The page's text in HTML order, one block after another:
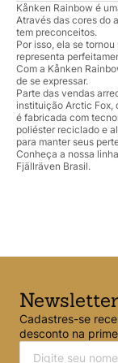
Kånken Rainbow é
Através das cores do
tem preconceitos.
Por isso, ela se
representa
Com a Kånken
de se expressar.
Parte das vendas
instituição Arctic Fox,
é fabricada com
poliéster reciclado e
para manter seus
Conheça a nossa
Fjällräven Brasil.
Newsletter
Cadastres-se
desconto na